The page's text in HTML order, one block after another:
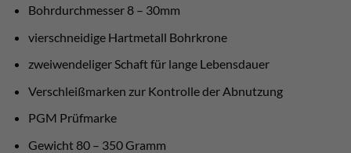
Bohrdurchmesser 8 – 30mm
vierschneidige Hartmetall Bohrkrone
zweiwendeliger Schaft für lange Lebensdauer
Verschleißmarken zur Kontrolle der Abnutzung
PGM Prüfmarke
Gewicht 80 – 350 Gramm